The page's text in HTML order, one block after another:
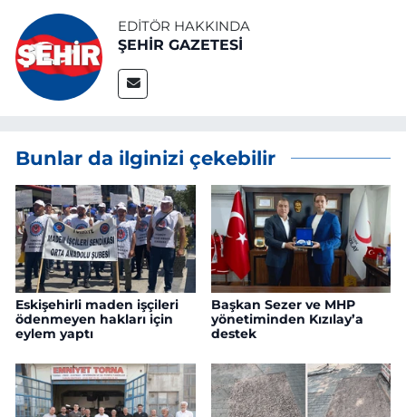
EDITÖR HAKKINDA
ŞEHİR GAZETESİ
Bunlar da ilginizi çekebilir
Eskişehirli maden işçileri
ödenmeyen hakları için
eylem yaptı
Başkan Sezer ve MHP
yönetiminden Kızılay’a
destek